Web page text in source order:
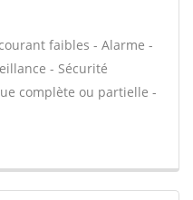
faibles - Alarme -
- Sécurité
complète ou partielle -